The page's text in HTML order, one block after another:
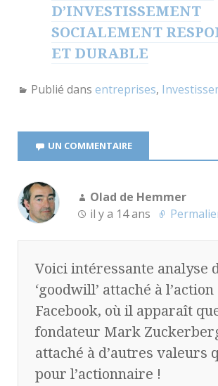
D’INVESTISSEMENT
SOCIALEMENT
ET DURABLE
Publié dans entreprises,
UN COMMENTAIRE
Olad de Hemmer
il y a 14 ans
Voici intéressante analyse
‘goodwill’ attaché à l’action
Facebook, où il apparaît
fondateur Mark
attaché à d’autres valeurs
pour l’actionnaire !